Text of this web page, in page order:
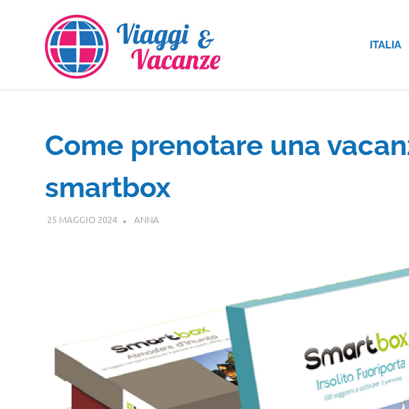
contenuto
ITALIA
Come prenotare una
smartbox
25 MAGGIO 2024 ANNA